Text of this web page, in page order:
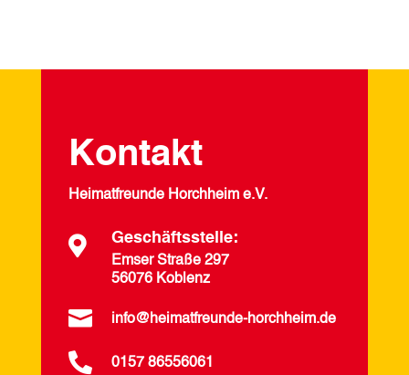
Kontakt
Heimatfreunde Horchheim e.V.
 Geschäftsstelle:
Emser Straße 297
56076 Koblenz
 info@heimatfreunde-horchheim.de
 0157 86556061